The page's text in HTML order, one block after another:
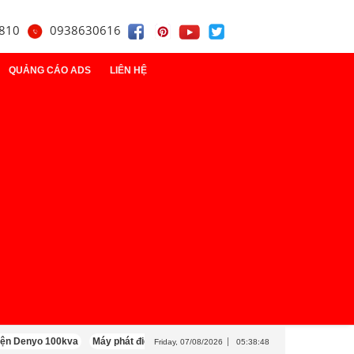
0938630616
QUẢNG CÁO ADS LIÊN HỆ
100kva Máy phát điện Cummins 100kva Máy phát điện Mitsubishi
Friday, 07/08/2026 05:38:50